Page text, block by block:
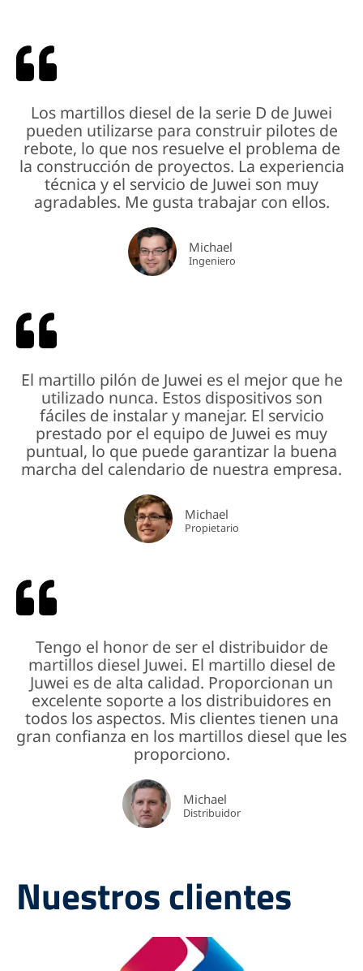
Los martillos diesel de la serie D de Juwei
pueden utilizarse para construir pilotes de
rebote, lo que nos resuelve el problema de
la construcción de proyectos. La experiencia
técnica y el servicio de Juwei son muy
agradables. Me gusta trabajar con ellos.
Michael
Ingeniero
El martillo pilón de Juwei es el mejor que he
utilizado nunca. Estos dispositivos son
fáciles de instalar y manejar. El servicio
prestado por el equipo de Juwei es muy
puntual, lo que puede garantizar la buena
marcha del calendario de nuestra empresa.
Michael
Propietario
Tengo el honor de ser el distribuidor de
martillos diesel Juwei. El martillo diesel de
Juwei es de alta calidad. Proporcionan un
excelente soporte a los distribuidores en
todos los aspectos. Mis clientes tienen una
gran confianza en los martillos diesel que les
proporciono.
Michael
Distribuidor
Nuestros clientes